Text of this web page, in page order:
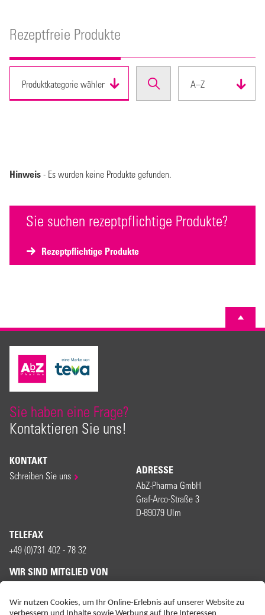
Rezeptfreie Produkte
A–Z
Hinweis - Es wurden keine Produkte gefunden.
Sie suchen rezeptpflichtige Produkte?
Rezeptpflichtige Produkte
Sie haben eine Frage?
Kontaktieren Sie uns!
KONTAKT
Schreiben Sie uns ADRESSE
AbZ-Pharma GmbH
Graf-Arco-Straße 3
D-89079 Ulm
TELEFAX
+49 (0)731 402 - 78 32
WIR SIND MITGLIED VON